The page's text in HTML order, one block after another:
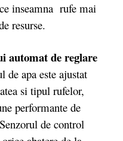
inseamna rufe mai
resurse.
automat de reglare
de apa este ajustat
si tipul rufelor,
performante de
de control